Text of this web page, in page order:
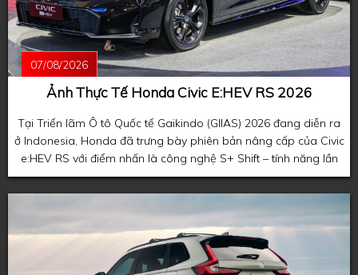
07/08/2026
Ảnh Thực Tế Honda Civic E:HEV RS 2026
Tại Triển lãm Ô tô Quốc tế Gaikindo (GIIAS) 2026 đang diễn ra
ở Indonesia, Honda đã trưng bày phiên bản nâng cấp của Civic
e:HEV RS với điểm nhấn là công nghệ S+ Shift – tính năng lần
đầu xuất hiện trên mẫu coupe thể thao Honda Prelude thế hệ
mới.